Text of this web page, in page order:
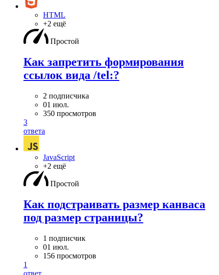
HTML
+2 ещё
Простой
Как запретить формирования
ссылок вида /tel:?
2 подписчика
01 июл.
350 просмотров
3
ответа
JavaScript
+2 ещё
Простой
Как подстраивать размер канваса
под размер страницы?
1 подписчик
01 июл.
156 просмотров
1
ответ